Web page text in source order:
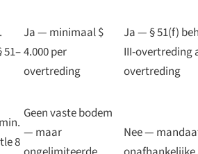
51–
Ja — minimaal $
4.000 per
overtreding
Ja — § 51(f)
III-overtreding
overtreding
8
Geen vaste bodem
— maar
Nee —